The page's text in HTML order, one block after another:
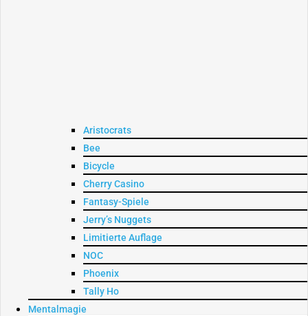
Aristocrats
Bee
Bicycle
Cherry Casino
Fantasy-Spiele
Jerry’s Nuggets
Limitierte Auflage
NOC
Phoenix
Tally Ho
Mentalmagie